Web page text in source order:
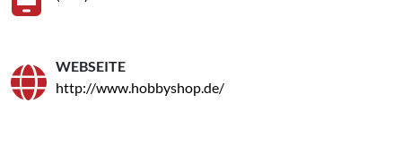
WEBSEITE
http://www.hobbyshop.de/